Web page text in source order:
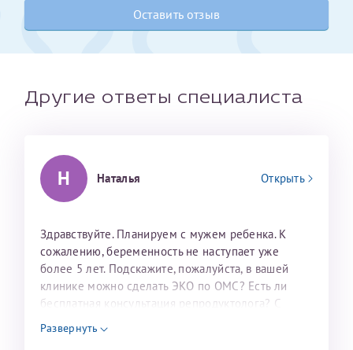
Оставить отзыв
Александра
Хотелось бы выразить благодарность Темирбулатову
Другие ответы специалиста
Н Наталья Открыть
Здравствуйте. Планируем с мужем ребенка. К
сожалению, беременность не наступает уже
более 5 лет. Подскажите, пожалуйста, в вашей
клинике можно сделать ЭКО по ОМС? Есть ли
бесплатная консультация репродуктолога? С
уважением, Наталья Баранова.
Развернуть
налогоплательщика* (основной разворот с фотографией,